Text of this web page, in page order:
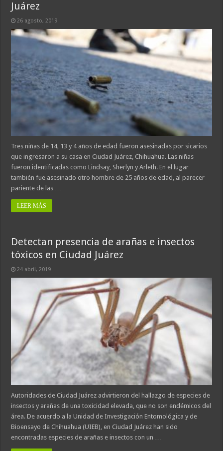
Juárez
26 agosto, 2019
Tres niñas de 14, 13 y 4 años de edad fueron asesinadas por sicarios
que ingresaron a su casa en Ciudad Juárez, Chihuahua. Las niñas
fueron identificadas como Lindsay, Sherlyn y Arleth. En el lugar
también fue asesinado otro hombre de 25 años de edad, al parecer
pariente de las …
LEER MÁS
Detectan presencia de arañas e insectos
tóxicos en Ciudad Juárez
24 abril, 2019
Autoridades de Ciudad Juárez advirtieron del hallazgo de especies de
insectos y arañas de una toxicidad elevada, que no son endémicos del
área. De acuerdo a la Unidad de Investigación Entomológica y de
Bioensayo de Chihuahua (UIEB), en Ciudad Juárez han sido
encontradas especies de arañas e insectos con un …